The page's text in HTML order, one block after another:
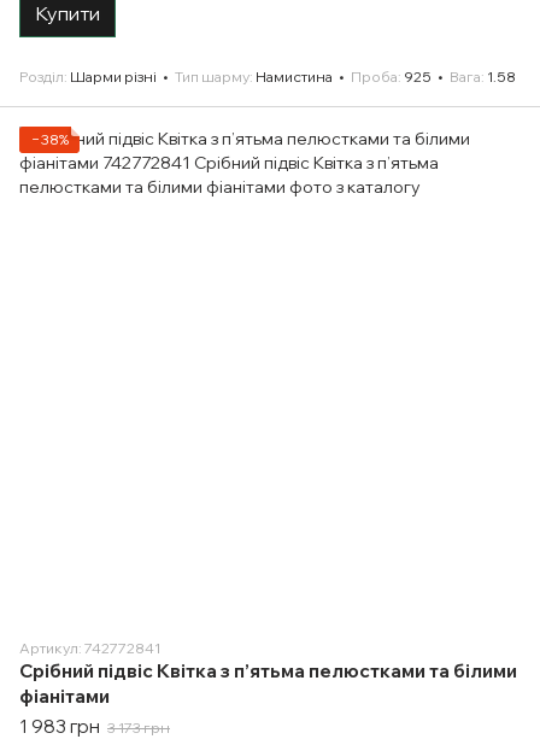
Купити
Розділ Шарми різні Тип шарму Намистина Проба 925 Вага 1.58
−38%
Артикул: 742772841
Срібний підвіс Квітка з п’ятьма пелюстками та білими
фіанітами
1 983 грн 3 173 грн